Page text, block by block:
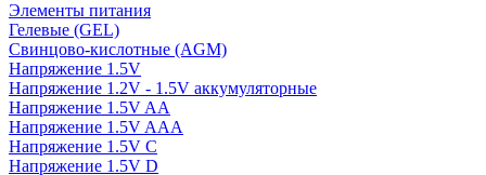
Элементы питания
Гелевые (GEL)
Свинцово-кислотные (AGM)
Напряжение 1.5V
Напряжение 1.2V - 1.5V аккумуляторные
Напряжение 1.5V AA
Напряжение 1.5V AAA
Напряжение 1.5V C
Напряжение 1.5V D